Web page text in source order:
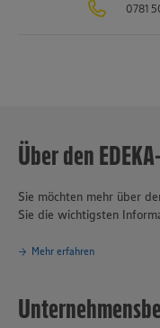
0781
Über den
Sie möchten mehr über
Sie die wichtigsten
Mehr erfahren